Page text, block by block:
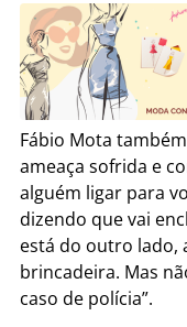
Fábio Mota
ameaça sofrida e
alguém ligar para
dizendo que vai
está do outro lado,
brincadeira. Mas
caso de polícia”.